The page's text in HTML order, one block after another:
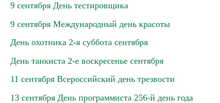
9 сентября День тестировщика
9 сентября Международный день красоты
День охотника 2-я суббота сентября
День танкиста 2-е воскресенье сентября
11 сентября Всероссийский день трезвости
13 сентября День программиста 256-й день года